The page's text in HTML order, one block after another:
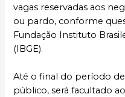
vagas reservadas aos
ou pardo, conforme
Fundação Instituto
(IBGE).
Até o final do período
público, será facultado